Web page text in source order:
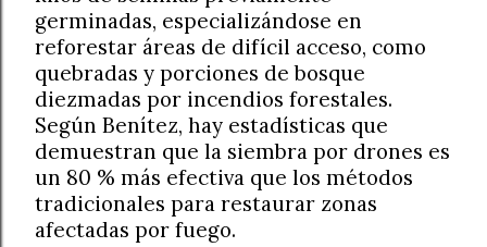
germinadas, especializándose en
reforestar áreas de difícil acceso, como
quebradas y porciones de bosque
diezmadas por incendios forestales.
Según Benítez, hay estadísticas que
demuestran que la siembra por drones es
un 80 % más efectiva que los métodos
tradicionales para restaurar zonas
afectadas por fuego.